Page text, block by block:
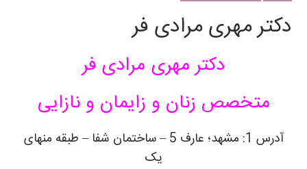
دکتر مهری مرادی فر
دکتر مهری مرادی فر
متخصص زنان و زایمان و نازایی
آدرس 1: مشهد؛ عارف 5 – ساختمان شفا – طبقه منهای
یک